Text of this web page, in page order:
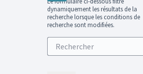
dynamiquement les résultats de la
recherche lorsque les conditions de
recherche sont modifiées.